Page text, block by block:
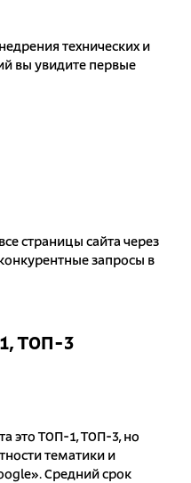
технических и
вы увидите первые
страницы сайта через
запросы в
ТОП-3
это ТОП-1, ТОП-3, но
тематики и
Средний срок